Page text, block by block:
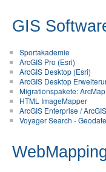
GIS
Sportakademie
ArcGIS Pro (Esri)
ArcGIS Desktop (Esri)
ArcGIS Desktop
Migrationspakete:
HTML ImageMapper
ArcGIS Enterprise /
Voyager Search -